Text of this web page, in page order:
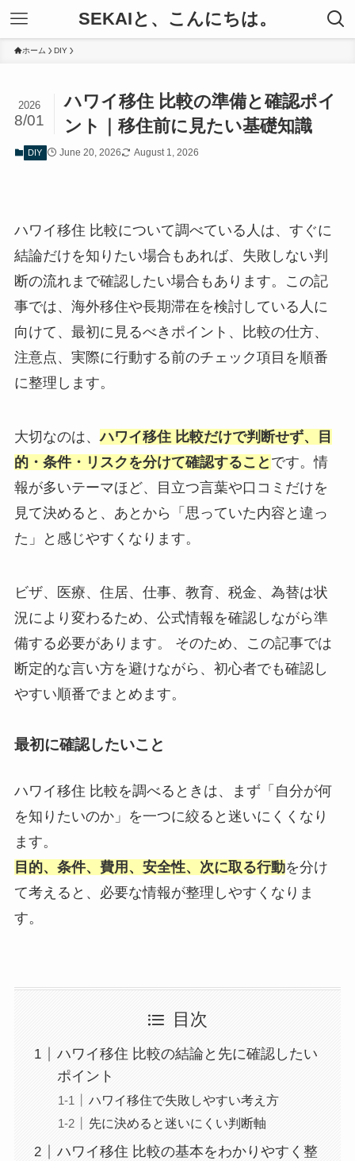
SEKAIと、こんにちは。
ホーム DIY
ハワイ移住 比較の準備と確認ポイ
ント｜移住前に見たい基礎知識
2026
8/01
DIY June 20, 2026 August 1, 2026
ハワイ移住 比較について調べている人は、すぐに
結論だけを知りたい場合もあれば、失敗しない判
断の流れまで確認したい場合もあります。この記
事では、海外移住や長期滞在を検討している人に
向けて、最初に見るべきポイント、比較の仕方、
注意点、実際に行動する前のチェック項目を順番
に整理します。
大切なのは、ハワイ移住 比較だけで判断せず、目
的・条件・リスクを分けて確認すること です。情
報が多いテーマほど、目立つ言葉や口コミだけを
見て決めると、あとから「思っていた内容と違っ
た」と感じやすくなります。
ビザ、医療、住居、仕事、教育、税金、為替は状
況により変わるため、公式情報を確認しながら準
備する必要があります。 そのため、この記事では
断定的な言い方を避けながら、初心者でも確認し
やすい順番でまとめます。
最初に確認したいこと
ハワイ移住 比較を調べるときは、まず「自分が何
を知りたいのか」を一つに絞ると迷いにくくなり
ます。
目的、条件、費用、安全性、次に取る行動を分け
て考えると、必要な情報が整理しやすくなりま
す。
目次
ハワイ移住 比較の結論と先に確認したい
ポイント
ハワイ移住で失敗しやすい考え方
先に決めると迷いにくい判断軸
ハワイ移住 比較の基本をわかりやすく整